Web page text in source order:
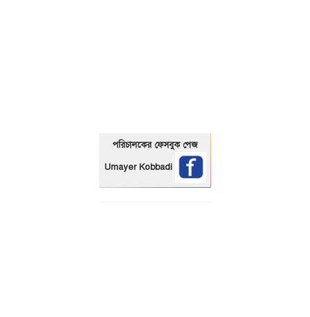
পরিচালকের ফেসবুক পেজ
Umayer Kobbadi